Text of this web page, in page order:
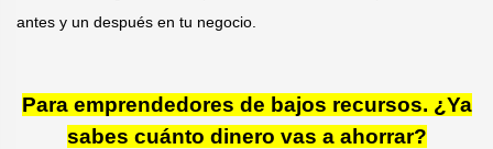
antes y un después en tu negocio.
Para emprendedores de bajos recursos. ¿Ya
sabes cuánto dinero vas a ahorrar?